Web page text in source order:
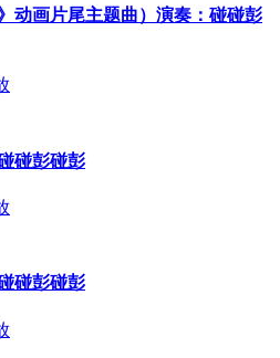
动画片尾主题曲）演奏：碰碰彭
碰彭碰彭
碰彭碰彭